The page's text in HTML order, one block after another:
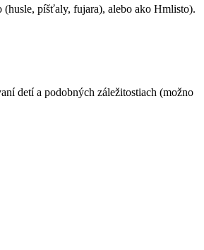
píšťaly, fujara), alebo ako Hmlisto).
detí a podobných záležitostiach (možno